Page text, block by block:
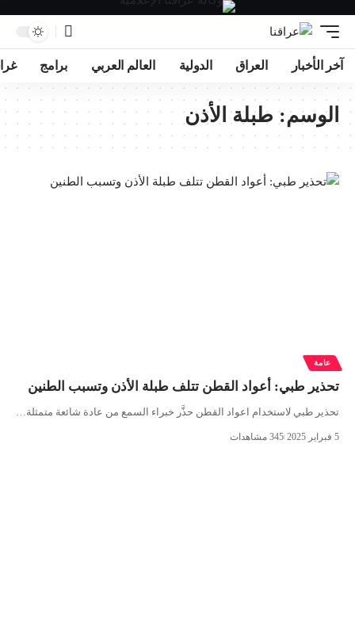
آخر الأخبار العراق الدولية العالم العربي برامج
الوسم: طبلة الأذن
عامة
تحذير طبي: أعواد القطن تتلف طبلة الأذن وتسبب الطنين
تحذیر طبي لاستخدام اعواد القطن حذَّر خبراء السمع من عادة شائعة متمثلة…
5 فبراير 2025 345 مشاهدات